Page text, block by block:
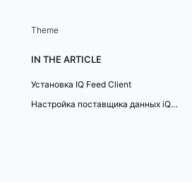
Theme
IN THE ARTICLE
Установка IQ Feed Client
Настройка поставщика данных iQ Feed